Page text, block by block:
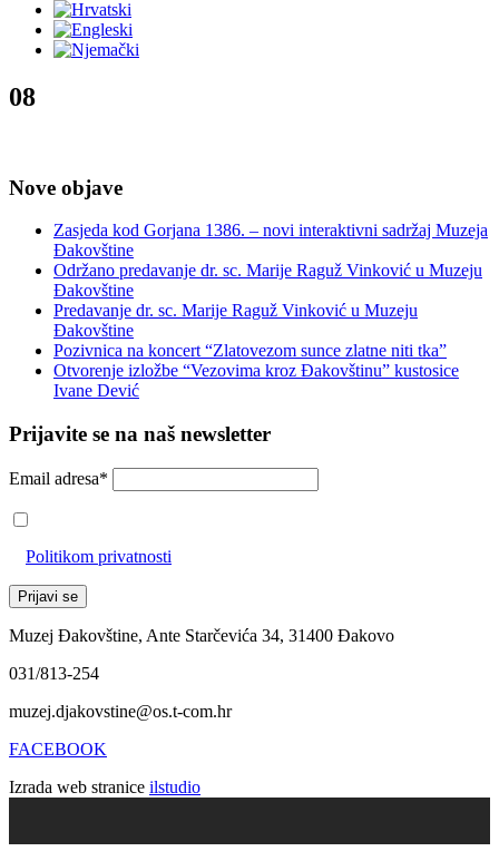
08
Nove objave
Zasjeda kod Gorjana 1386. – novi interaktivni sadržaj Muzeja
Đakovštine
Održano predavanje dr. sc. Marije Raguž Vinković u Muzeju
Đakovštine
Predavanje dr. sc. Marije Raguž Vinković u Muzeju
Đakovštine
Pozivnica na koncert “Zlatovezom sunce zlatne niti tka”
Otvorenje izložbe “Vezovima kroz Đakovštinu” kustosice
Ivane Dević
Prijavite se na naš newsletter
Email adresa*
Politikom privatnosti
Muzej Đakovštine, Ante Starčevića 34, 31400 Đakovo
031/813-254
muzej.djakovstine@os.t-com.hr
FACEBOOK
Izrada web stranice ilstudio